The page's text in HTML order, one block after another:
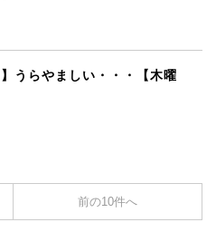
】うらやましい・・・【木曜
前の10件へ